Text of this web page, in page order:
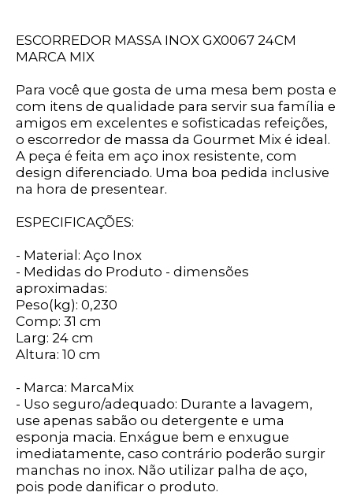
ESCORREDOR MASSA INOX GX0067 24CM
MARCA MIX
Para você que gosta de uma mesa bem posta e
com itens de qualidade para servir sua família e
amigos em excelentes e sofisticadas refeições,
o escorredor de massa da Gourmet Mix é ideal.
A peça é feita em aço inox resistente, com
design diferenciado. Uma boa pedida inclusive
na hora de presentear.
ESPECIFICAÇÕES:
- Material: Aço Inox
- Medidas do Produto - dimensões
aproximadas:
Peso(kg): 0,230
Comp: 31 cm
Larg: 24 cm
Altura: 10 cm
- Marca: MarcaMix
- Uso seguro/adequado: Durante a lavagem,
use apenas sabão ou detergente e uma
esponja macia. Enxágue bem e enxugue
imediatamente, caso contrário poderão surgir
manchas no inox. Não utilizar palha de aço,
pois pode danificar o produto.